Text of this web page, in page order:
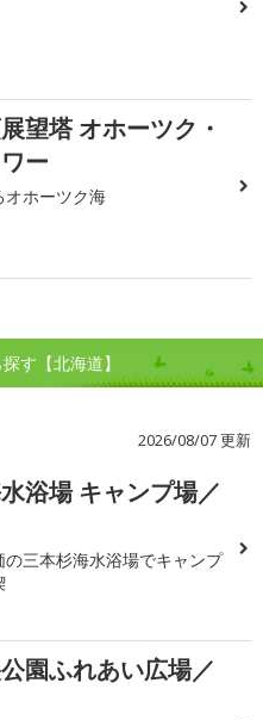
望塔 オホーツク・
ー
オホーツク海
す【北海道】
2026/08/07 更新
浴場 キャンプ場／
の三本杉海水浴場でキャンプ
園ふれあい広場／